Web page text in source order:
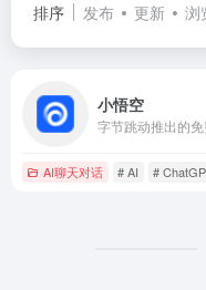
排序 发布 更新 浏
小悟空
字节跳动推出的
AI聊天对话 # AI #